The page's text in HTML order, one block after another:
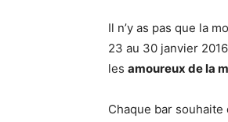
Il n’y as pas que la
23 au 30 janvier
les amoureux de la
Chaque bar